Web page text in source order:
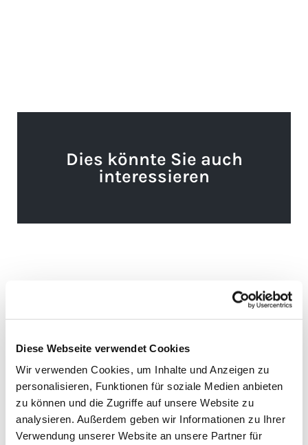
Diese Webseite verwendet Cookies
Wir verwenden Cookies, um Inhalte und Anzeigen zu
personalisieren, Funktionen für soziale Medien anbieten
zu können und die Zugriffe auf unsere Website zu
analysieren. Außerdem geben wir Informationen zu Ihrer
Verwendung unserer Website an unsere Partner für
Dies könnte Sie auch
interessieren